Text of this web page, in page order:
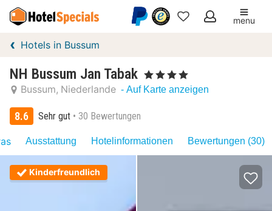
Meine
menu
Hotels in Bussum
NH Bussum Jan Tabak , 4 Sterne
Bussum Niederlande - Auf Karte anzeigen
8.6 Sehr gut 30 Bewertungen
Ausstattung Hotelinformationen Bewertungen (30)
Kinderfreundlich